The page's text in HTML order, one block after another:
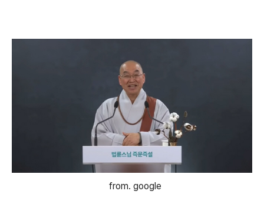
from. google